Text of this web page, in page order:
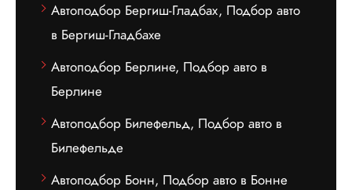
Автоподбор Бергиш-Гладбах, Подбор авто
в Бергиш-Гладбахе
Автоподбор Берлине, Подбор авто в
Берлине
Автоподбор Билефельд, Подбор авто в
Билефельде
Автоподбор Бонн, Подбор авто в Бонне